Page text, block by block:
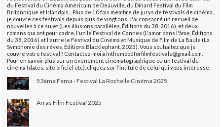
du Festival du Cinéma Américain de Deauville, du Dinard Festival du Film
Britannique et Irlandais... Plus de 10 fois membre de jurys de festivals de cinéma,
je couvre ces festivals depuis plus de vingt ans. J'ai consacré un recueil de
nouvelles à ce sujet (Les illusions parallèles, Éditions du 38, 2016), et deux
romans qui ont pour cadre, l'un le Festival de Cannes (L'amor dans l'âme, Éditions
du 38, 2016) et l'autre le Festival du Cinéma et Musique de Film de La Baule (La
Symphonie des rêves, Éditions Blacklephant, 2023). Vous souhaitez que je
couvre votre festival ? Contactez-moi à inthemoodforfilmfestivals@gmail.com.
Pour en savoir plus sur un évènement cinématographique ou un festival de
cinéma (dates, site officiel etc), cliquez sur l'intitulé de celui qui vous intéresse.
53ème Fema - Festival La Rochelle Cinéma 2025
Arras Film Festival 2025